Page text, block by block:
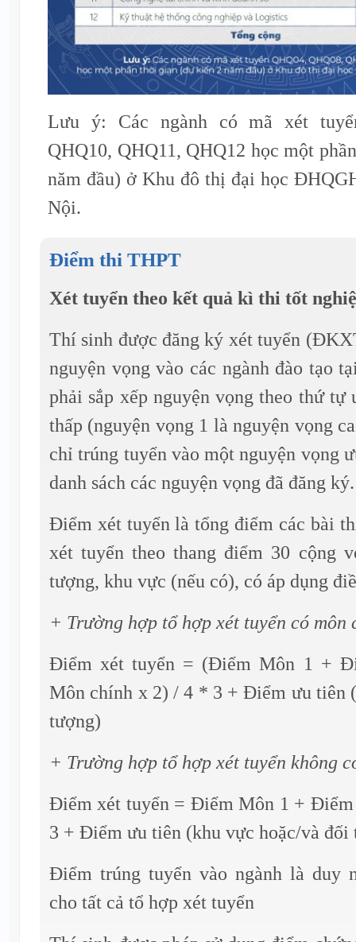
Lưu ý: Các ngành có mã xét
QHQ10, QHQ11, QHQ12 học một
năm đầu) ở Khu đô thị đại học
Nội.
Điểm thi THPT
Xét tuyển theo kết quả kì thi tốt
Thí sinh được đăng ký xét tuyển
nguyện vọng vào các ngành đào tạo
phải sắp xếp nguyện vọng theo thứ tự
thấp (nguyện vọng 1 là nguyện vọng
chỉ trúng tuyển vào một nguyện vọng
danh sách các nguyện vọng đã đăng ký.
Điểm xét tuyển là tổng điểm các bài
xét tuyển theo thang điểm 30 cộng
tượng, khu vực (nếu có), có áp dụng
+ Trường hợp tổ hợp xét tuyển có môn
Điểm xét tuyển = (Điểm Môn 1 +
Môn chính x 2) / 4 * 3 + Điểm ưu tiên
tượng)
+ Trường hợp tổ hợp xét tuyển không
Điểm xét tuyển = Điểm Môn 1 +
3 + Điểm ưu tiên (khu vực hoặc/và đối
Điểm trúng tuyển vào ngành là duy
cho tất cả tổ hợp xét tuyển